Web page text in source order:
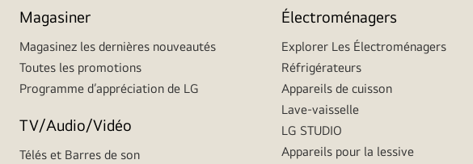
Magasiner
Magasinez les dernières nouveautés
Toutes les promotions
Programme d’appréciation de LG
TV/Audio/Vidéo
Télés et Barres de son
Électroménagers
Explorer Les Électroménagers
Réfrigérateurs
Appareils de cuisson
Lave-vaisselle
LG STUDIO
Appareils pour la lessive